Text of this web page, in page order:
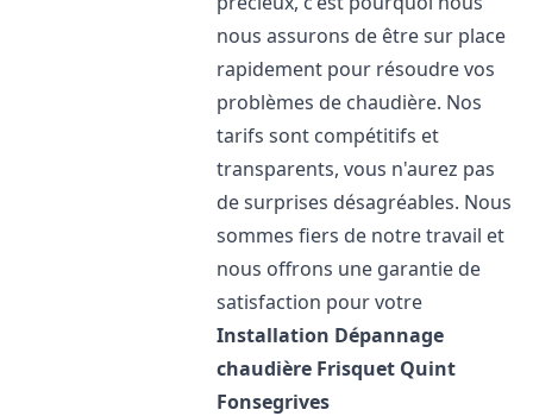
nous assurons de être sur place
rapidement pour résoudre vos
problèmes de chaudière. Nos
tarifs sont compétitifs et
transparents, vous n'aurez pas
de surprises désagréables. Nous
sommes fiers de notre travail et
nous offrons une garantie de
satisfaction pour votre
Installation Dépannage
chaudière Frisquet Quint
Fonsegrives